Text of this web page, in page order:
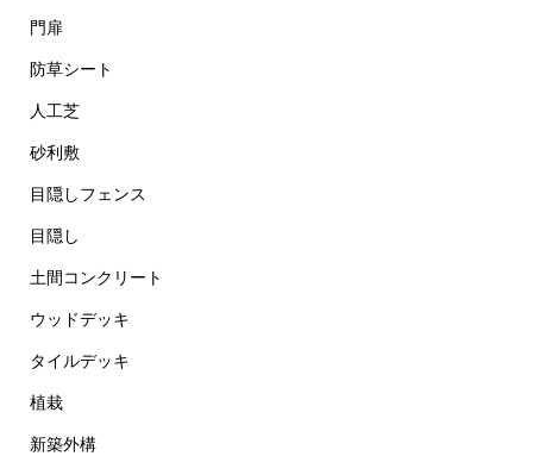
門扉
防草シート
人工芝
砂利敷
目隠しフェンス
目隠し
土間コンクリート
ウッドデッキ
タイルデッキ
植栽
新築外構